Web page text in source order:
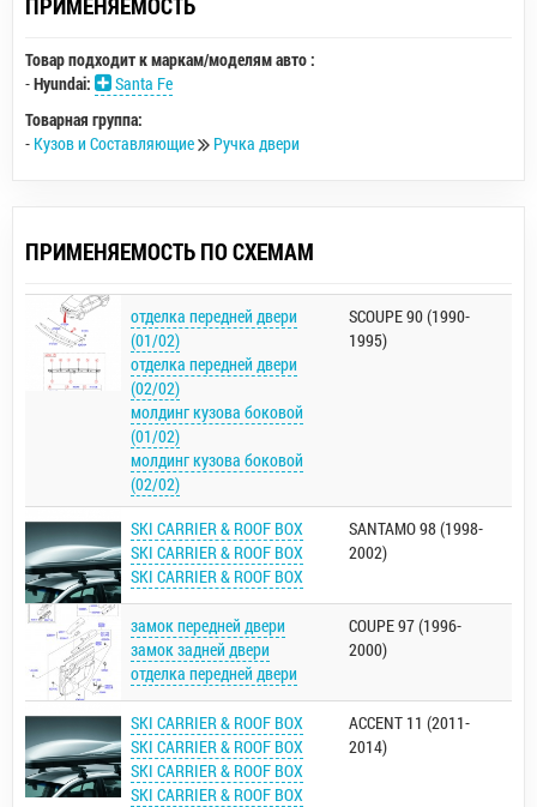
Товар подходит к маркам/моделям авто :
-Hyundai:
Santa Fe
Товарная группа:
- Кузов и Составляющие Ручка двери
ПРИМЕНЯЕМОСТЬ ПО СХЕМАМ
отделка передней двери
(01/02)
отделка передней двери
(02/02)
молдинг кузова боковой
(01/02)
молдинг кузова боковой
(02/02)
SCOUPE 90 (1990-
1995)
SKI CARRIER & ROOF BOX
SKI CARRIER & ROOF BOX
SKI CARRIER & ROOF BOX
SANTAMO 98 (1998-
2002)
замок передней двери
замок задней двери
отделка передней двери
COUPE 97 (1996-
2000)
SKI CARRIER & ROOF BOX
SKI CARRIER & ROOF BOX
SKI CARRIER & ROOF BOX
SKI CARRIER & ROOF BOX
ACCENT 11 (2011-
2014)